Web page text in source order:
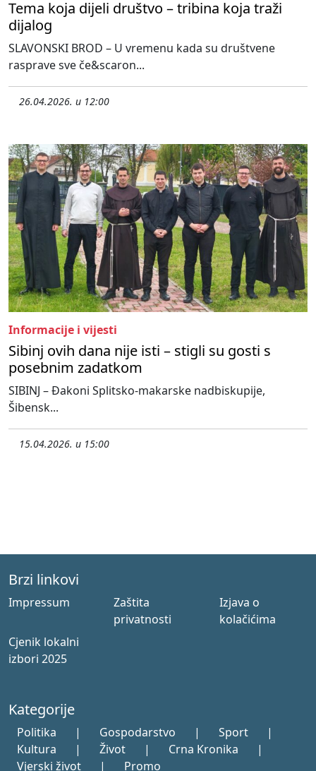
Tema koja dijeli društvo – tribina koja traži
dijalog
SLAVONSKI BROD – U vremenu kada su društvene
rasprave sve če&scaron...
26.04.2026. u 12:00
Informacije i vijesti
Sibinj ovih dana nije isti – stigli su gosti s
posebnim zadatkom
SIBINJ – Đakoni Splitsko-makarske nadbiskupije,
Šibensk...
15.04.2026. u 15:00
Brzi linkovi
Impressum
Zaštita
privatnosti
Izjava o
kolačićima
Cjenik lokalni
izbori 2025
Kategorije
Politika | Gospodarstvo | Sport
|
Kultura
| Život | Crna Kronika
|
Vjerski život
| Promo